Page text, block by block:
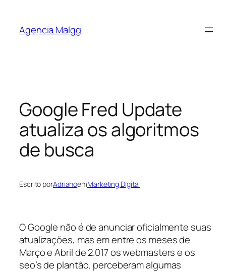
Agencia Malgg
Google Fred Update
atualiza os algoritmos
de busca
Escrito porAdrianoemMarketing Digital
O Google não é de anunciar oficialmente suas
atualizações, mas em entre os meses de
Março e Abril de 2.017 os webmasters e os
seo’s de plantão, perceberam algumas